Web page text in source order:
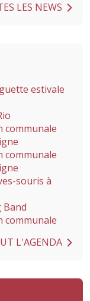
LES NEWS
estivale
communale
communale
souris à
Band
communale
L'AGENDA